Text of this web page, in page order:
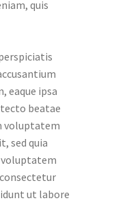
quis
eaque ipsa
beatae
voluptatem
sed quia
voluptatem
ut labore